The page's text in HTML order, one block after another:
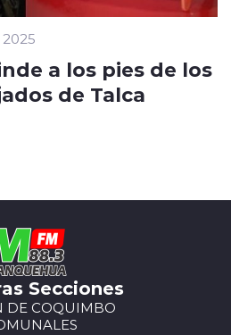
a los pies de los
de Talca
Secciones
DE COQUIMBO